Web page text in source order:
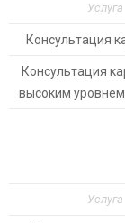
Услуга
Консультация
Консультация
высоким
Услуга